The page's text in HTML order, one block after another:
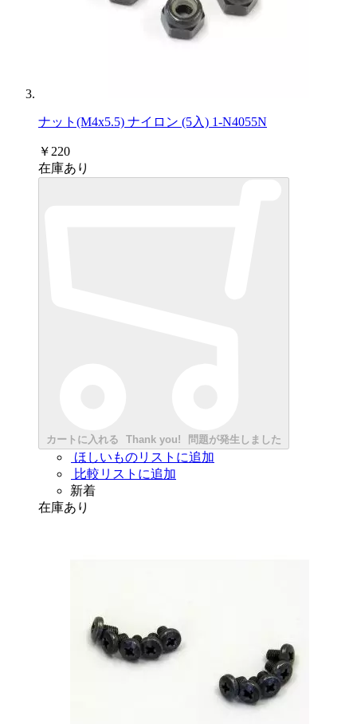
ナット(M4x5.5) ナイロン (5入) 1-N4055N
￥220
在庫あり
カートに入れる Thank you! 問題が発生しました
ほしいものリストに追加
比較リストに追加
新着
在庫あり